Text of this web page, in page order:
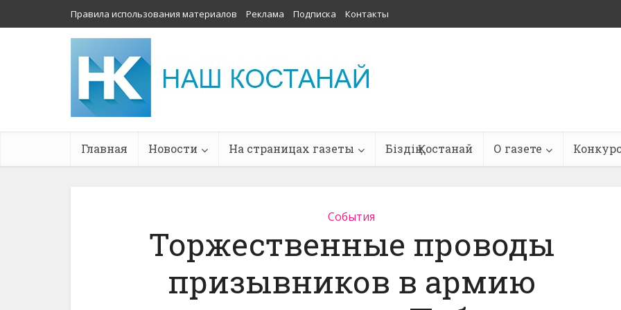
Правила использования материалов Реклама Подписка Контакты
Главная Новости На страницах газеты Біздің Қостанай О газете
События
Торжественные проводы
призывников в армию